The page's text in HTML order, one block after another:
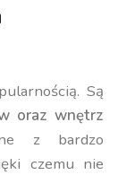
Są
oraz wnętrz
z bardzo
czemu nie